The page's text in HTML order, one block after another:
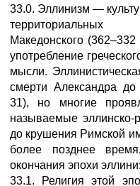
33.0. Эллинизм —
территориальных
Македонского (362–332
употребление
мысли.
смерти Александра до
31), но многие
называемые эллинско-
до крушения Римской
более позднее
окончания эпохи
33.1. Религия этой